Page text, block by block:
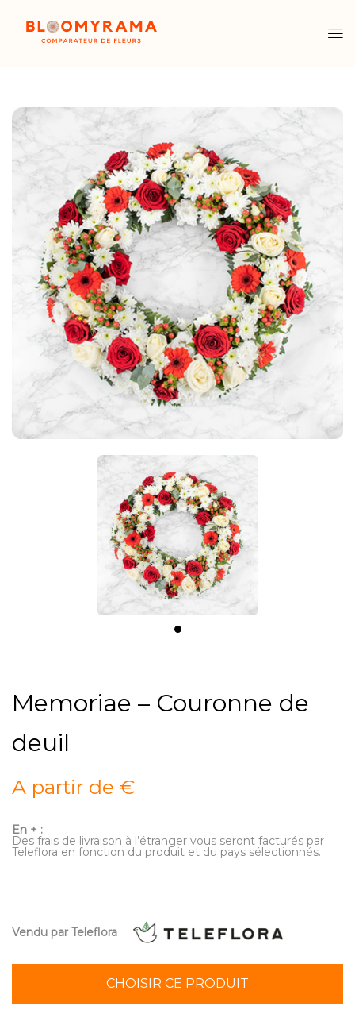
Memoriae – Couronne de
deuil
A partir de €
En + :
Des frais de livraison à l’étranger vous seront facturés par
Teleflora en fonction du produit et du pays sélectionnés.
Vendu par Teleflora
CHOISIR CE PRODUIT